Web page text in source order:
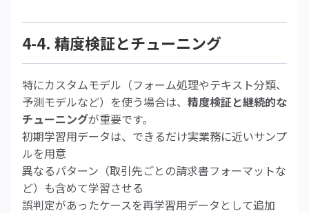
4-4. 精度検証とチューニング
特にカスタムモデル（フォーム処理やテキスト分類、
予測モデルなど）を使う場合は、 精度検証と継続的な
チューニングが重要です。
初期学習用データは、できるだけ実業務に近いサンプ
ルを用意
異なるパターン（取引先ごとの請求書フォーマットな
ど）も含めて学習させる
誤判定があったケースを再学習用データとして追加